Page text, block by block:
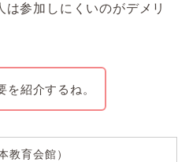
参加しにくいのがデメリ
を紹介するね。
教育会館）